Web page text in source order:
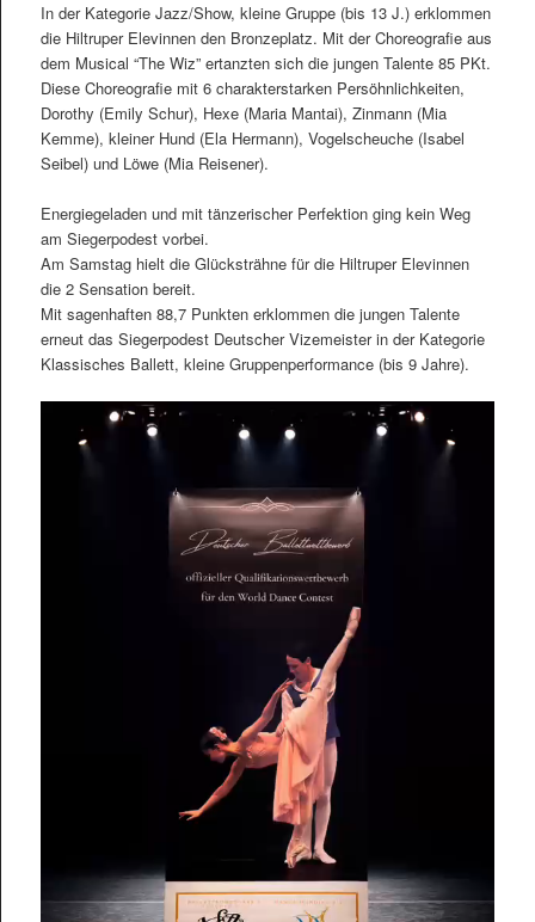
In der Kategorie Jazz/Show, kleine Gruppe (bis 13 J.) erklommen
die Hiltruper Elevinnen den Bronzeplatz. Mit der Choreografie aus
dem Musical “The Wiz” ertanzten sich die jungen Talente 85 PKt.
Diese Choreografie mit 6 charakterstarken Persöhnlichkeiten,
Dorothy (Emily Schur), Hexe (Maria Mantai), Zinmann (Mia
Kemme), kleiner Hund (Ela Hermann), Vogelscheuche (Isabel
Seibel) und Löwe (Mia Reisener).
Energiegeladen und mit tänzerischer Perfektion ging kein Weg
am Siegerpodest vorbei.
Am Samstag hielt die Glücksträhne für die Hiltruper Elevinnen
die 2 Sensation bereit.
Mit sagenhaften 88,7 Punkten erklommen die jungen Talente
erneut das Siegerpodest Deutscher Vizemeister in der Kategorie
Klassisches Ballett, kleine Gruppenperformance (bis 9 Jahre).